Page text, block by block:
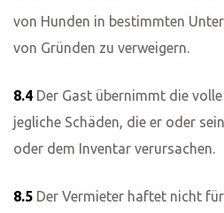
von Hunden in bestimmten
von Gründen zu verweigern.
8.4 Der Gast übernimmt die
jegliche Schäden, die er oder
oder dem Inventar verursachen.
8.5 Der Vermieter haftet nicht